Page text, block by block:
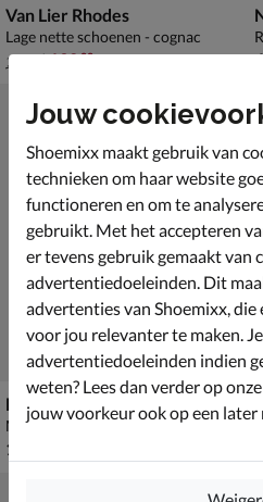
Van Lier Rhodes
Lage nette schoenen - cognac
van € 189,99 voor € 132,99
189 132,99
Ecco Helsinki 2
Mocassins & loafers - cognac
€ 149,99
149
Jouw
Shoemixx maakt gebruik van
technieken om haar website
functioneren en om te
gebruikt. Met het accepteren
er tevens gebruik gemaakt van
advertentiedoeleinden. Dit
advertenties van Shoemixx,
voor jou relevanter te maken.
advertentiedoeleinden indien
weten? Lees dan verder op onze
jouw voorkeur ook op een